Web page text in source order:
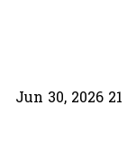
Jun 30, 2026 21